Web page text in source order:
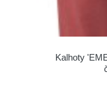
Kalhoty